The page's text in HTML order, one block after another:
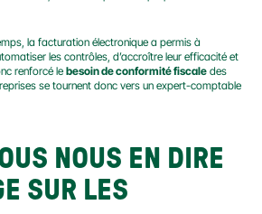
la facturation électronique a permis à
les contrôles, d’accroître leur efficacité et
renforcé le besoin de conformité fiscale des
se tournent donc vers un expert-comptable
NOUS EN DIRE
SUR LES